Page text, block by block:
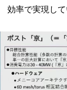
効率で実現して